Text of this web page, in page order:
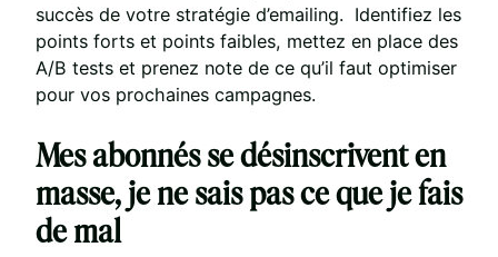
succès de votre stratégie d’emailing. Identifiez les
points forts et points faibles, mettez en place des
A/B tests et prenez note de ce qu’il faut optimiser
pour vos prochaines campagnes.
Mes abonnés se désinscrivent en
masse, je ne sais pas ce que je fais
de mal